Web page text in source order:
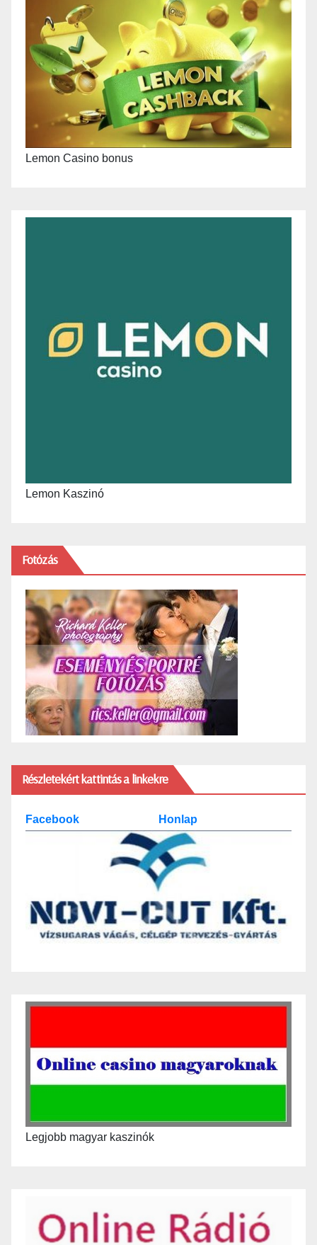
Lemon Casino bonus
Lemon Kaszinó
Fotózás
Részletekért kattintás a linkekre
Facebook Honlap
Legjobb magyar kaszinók